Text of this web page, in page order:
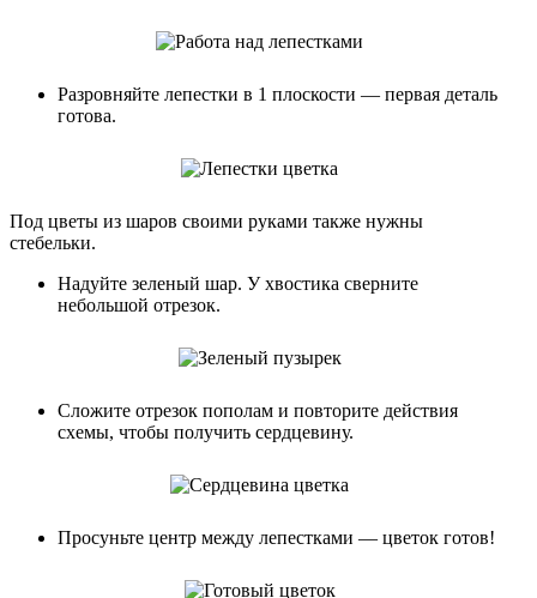
Разровняйте лепестки в 1 плоскости — первая деталь
готова.
Под цветы из шаров своими руками также нужны
стебельки.
Надуйте зеленый шар. У хвостика сверните
небольшой отрезок.
Сложите отрезок пополам и повторите действия
схемы, чтобы получить сердцевину.
Просуньте центр между лепестками — цветок готов!